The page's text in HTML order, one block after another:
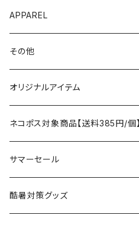
AO COOLERS
asobito
AS2OV
AXESQUIN
Ballistics
BEDROCK SANDALS
バックパック
ポーチ／サコッシュ
ストレージ
パッキングアクセサリー
スリーピングギア
クッキングギア
テント、タープ
テント、シェルター
タープ
スリーピングギア
寝袋
マット
テーブル、チェア
テーブル
チェア
ランタン、ライト
燃料ランタン
LEDライト
焚火台／薪ストーブ
焚火台
暖房器具
APPAREL
トップス
ボトムス
アンダーウェア
ハンドウェア
ヘッドギア
その他
遊び
フィッシング
ラジコン
ケア用品
雑貨
アウトレット
オリジナルアイテム
ネコポス対象商品【送料385円/個】
サマーセール
酷暑対策グッズ